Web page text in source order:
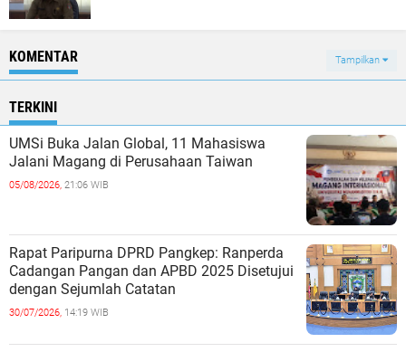
KOMENTAR Tampilkan
TERKINI
UMSi Buka Jalan Global, 11 Mahasiswa
Jalani Magang di Perusahaan Taiwan
05/08/2026, 21:06 WIB
Rapat Paripurna DPRD Pangkep: Ranperda
Cadangan Pangan dan APBD 2025 Disetujui
dengan Sejumlah Catatan
30/07/2026, 14:19 WIB